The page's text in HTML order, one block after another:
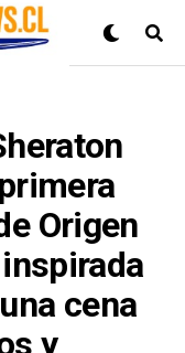
Origen
cena
y